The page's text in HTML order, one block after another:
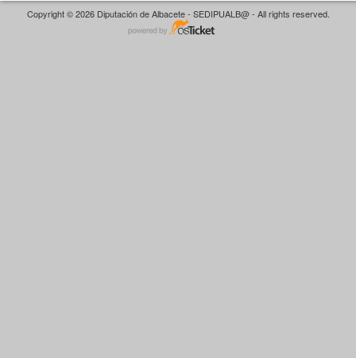
Copyright © 2026 Diputación de Albacete - SEDIPUALB@ - All rights reserved.